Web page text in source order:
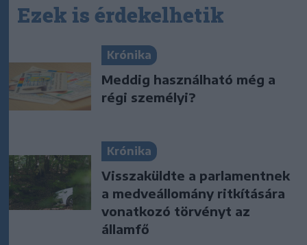
Ezek is érdekelhetik
Krónika
Meddig használható még a
régi személyi?
Krónika
Visszaküldte a parlamentnek
a medveállomány ritkítására
vonatkozó törvényt az
államfő